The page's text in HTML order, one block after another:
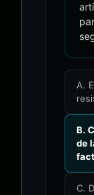
A.
B.
de
C.